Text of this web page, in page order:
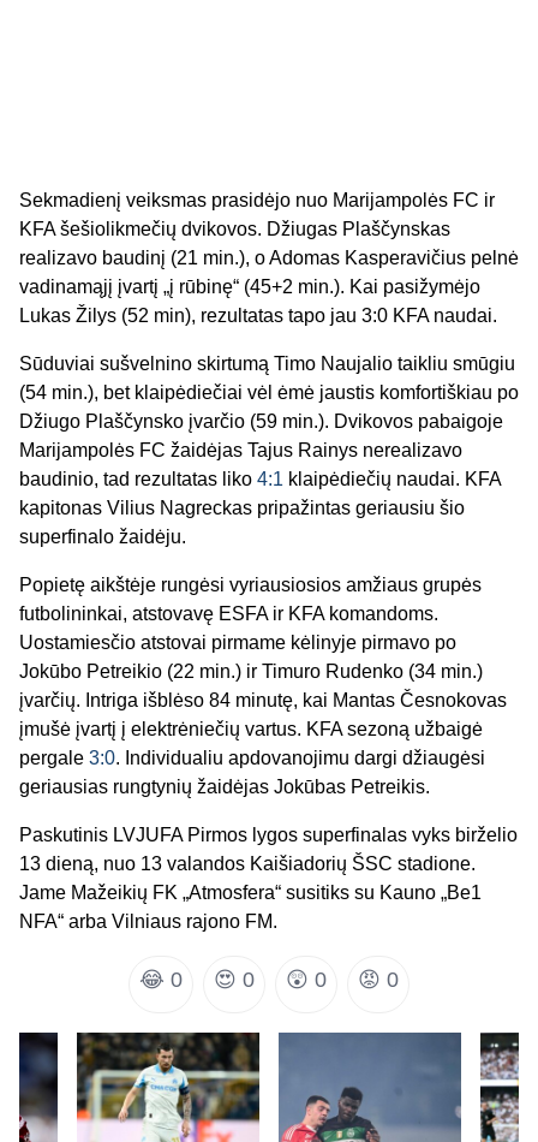
Sekmadienį veiksmas prasidėjo nuo Marijampolės FC ir
KFA šešiolikmečių dvikovos. Džiugas Plaščynskas
realizavo baudinį (21 min.), o Adomas Kasperavičius pelnė
vadinamąjį įvartį „į rūbinę“ (45+2 min.). Kai pasižymėjo
Lukas Žilys (52 min), rezultatas tapo jau 3:0 KFA naudai.
Sūduviai sušvelnino skirtumą Timo Naujalio taikliu smūgiu
(54 min.), bet klaipėdiečiai vėl ėmė jaustis komfortiškiau po
Džiugo Plaščynsko įvarčio (59 min.). Dvikovos pabaigoje
Marijampolės FC žaidėjas Tajus Rainys nerealizavo
baudinio, tad rezultatas liko 4:1 klaipėdiečių naudai. KFA
kapitonas Vilius Nagreckas pripažintas geriausiu šio
superfinalo žaidėju.
Popietę aikštėje rungėsi vyriausiosios amžiaus grupės
futbolininkai, atstovavę ESFA ir KFA komandoms.
Uostamiesčio atstovai pirmame kėlinyje pirmavo po
Jokūbo Petreikio (22 min.) ir Timuro Rudenko (34 min.)
įvarčių. Intriga išblėso 84 minutę, kai Mantas Česnokovas
įmušė įvartį į elektrėniečių vartus. KFA sezoną užbaigė
pergale 3:0. Individualiu apdovanojimu dargi džiaugėsi
geriausias rungtynių žaidėjas Jokūbas Petreikis.
Paskutinis LVJUFA Pirmos lygos superfinalas vyks birželio
13 dieną, nuo 13 valandos Kaišiadorių ŠSC stadione.
Jame Mažeikių FK „Atmosfera“ susitiks su Kauno „Be1
NFA“ arba Vilniaus rajono FM.
😂 0 😍 0 😲 0 😡 0